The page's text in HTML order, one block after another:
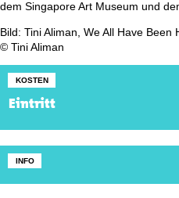
dem Singapore Art Museum und
Bild: Tini Aliman, We All Have
© Tini Aliman
KOSTEN
Eintritt
INFO